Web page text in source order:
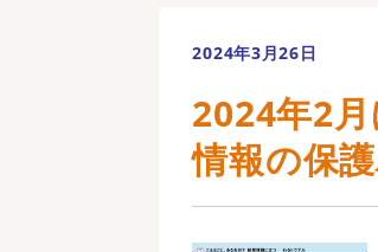
2024年3月26日
2024年2
情報の保